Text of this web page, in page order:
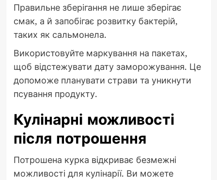
Правильне зберігання не лише зберігає
смак, а й запобігає розвитку бактерій,
таких як сальмонела.
Використовуйте маркування на пакетах,
щоб відстежувати дату заморожування. Це
допоможе планувати страви та уникнути
псування продукту.
Кулінарні можливості
після потрошення
Потрошена курка відкриває безмежні
можливості для кулінарії. Ви можете